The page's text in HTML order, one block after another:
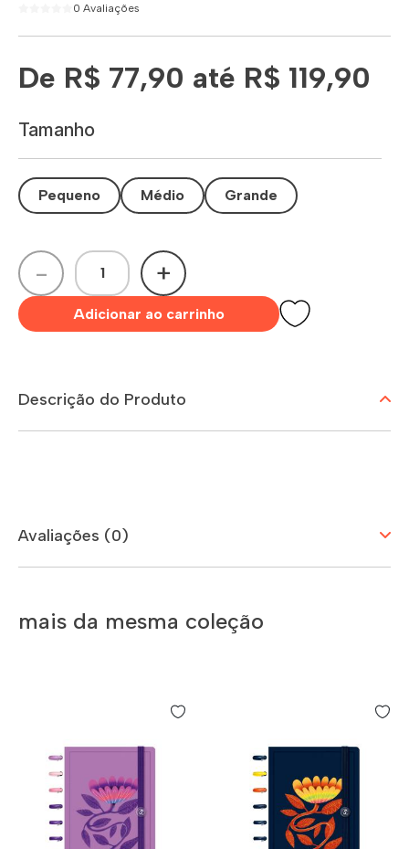
0 Avaliações
De R$ 77,90 até R$ 119,90
Tamanho
Pequeno Médio Grande
- +
Adicionar ao carrinho
Descrição do Produto
Avaliações (0)
mais da mesma coleção